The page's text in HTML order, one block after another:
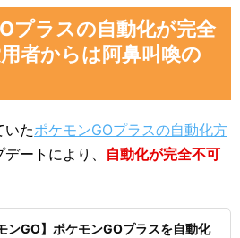
プラスの自動化が完全
者からは阿鼻叫喚の
いたポケモンGOプラスの自動化方
ートにより、 自動化が完全不可
ンGO】ポケモンGOプラスを自動化